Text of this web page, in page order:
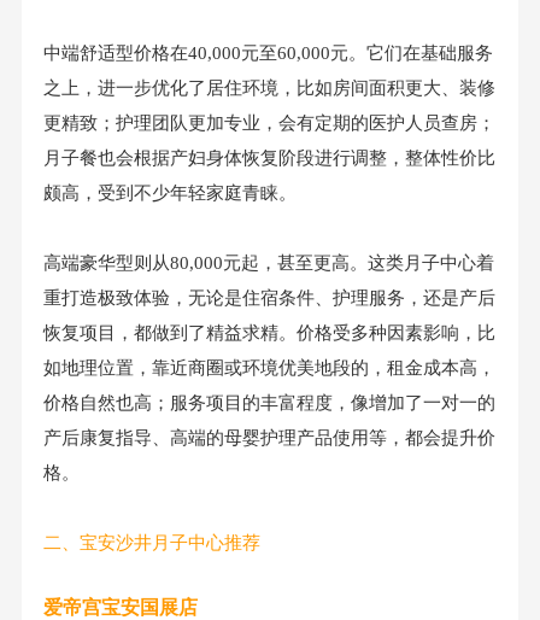
中端舒适型价格在40,000元至60,000元。它们在基础服务
之上，进一步优化了居住环境，比如房间面积更大、装修
更精致；护理团队更加专业，会有定期的医护人员查房；
月子餐也会根据产妇身体恢复阶段进行调整，整体性价比
颇高，受到不少年轻家庭青睐。
高端豪华型则从80,000元起，甚至更高。这类月子中心着
重打造极致体验，无论是住宿条件、护理服务，还是产后
恢复项目，都做到了精益求精。价格受多种因素影响，比
如地理位置，靠近商圈或环境优美地段的，租金成本高，
价格自然也高；服务项目的丰富程度，像增加了一对一的
产后康复指导、高端的母婴护理产品使用等，都会提升价
格。
二、宝安沙井月子中心推荐
爱帝宫宝安国展店